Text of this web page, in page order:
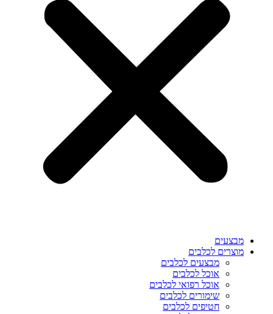
מבצעים
מוצרים לכלבים
מבצעים לכלבים
אוכל לכלבים
אוכל רפואי לכלבים
שימורים לכלבים
חטיפים לכלבים